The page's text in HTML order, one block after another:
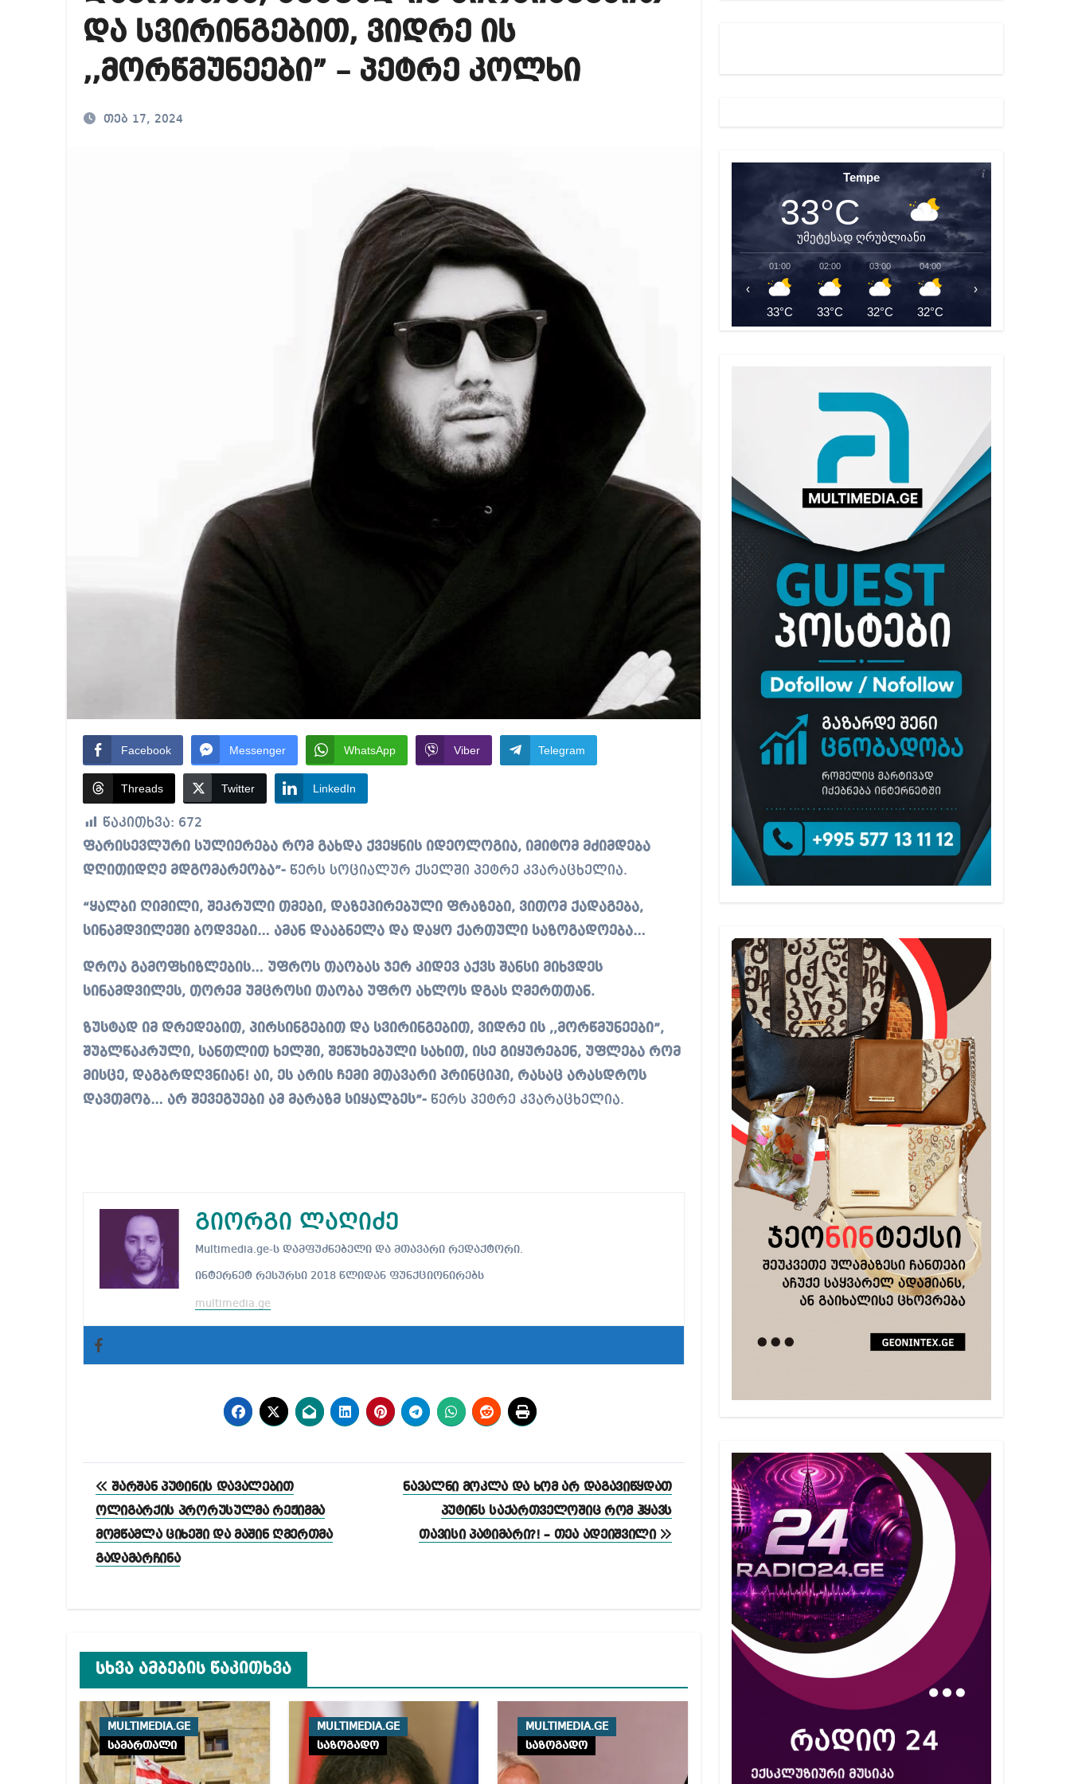
იმდენად დიდია საზოგადოებაში აგრესია, რომ ბოლოს, შეიძლება ტრაგიკულ შედეგებამდე მივიდეთ – ირმა ინაშვილი
ნია იმნაძეს ბრალი ოფიციალურად წაუყენეს – აღნიშნული მუხლი 13 წლამდე პატიმრობას ითვალისწინებს
და სვირინგებით, ვიდრე ის
,,მორწმუნეები” – პეტრე კოლხი
თებ 17, 2024
Facebook Messenger WhatsApp Viber Telegram
Threads Twitter LinkedIn
წაკითხვა: 672
ფარისევლური სულიერება რომ გახდა ქვეყნის იდეოლოგია, იმიტომ მძიმდება
დღითიდღე მდგომარეობა”- წერს სოციალურ ქსელში პეტრე კვარაცხელია.
“ყალბი ღიმილი, შეკრული თმები, დაზეპირებული ფრაზები, ვითომ ქადაგება,
სინამდვილეში ბოდვები… ამან დააბნელა და დაყო ქართული საზოგადოება…
დროა გამოფხიზლების… უფროს თაობას ჯერ კიდევ აქვს შანსი მიხვდეს
სინამდვილეს, თორემ უმცროსი თაობა უფრო ახლოს დგას ღმერთთან.
ზუსტად იმ დრედებით, პირსინგებით და სვირინგებით, ვიდრე ის ,,მორწმუნეები”,
შუბლწაკრული, სანთლით ხელში, შეწუხებული სახით, ისე გიყურებენ, უფლება რომ
მისცე, დაგბრდღვნიან! აი, ეს არის ჩემი მთავარი პრინციპი, რასაც არასდროს
დავთმობ… არ შევეგუები ამ მარაზმ სიყალბეს”- წერს პეტრე კვარაცხელია.
გიორგი ლაღიძე
Multimedia.ge-ს დამფუძნებელი და მთავარი რედაქტორი.
ინტერნეტ რესურსი 2018 წლიდან ფუნქციონირებს
multimedia.ge
პოსტის
ნავიგაცია
შარშან პუტინის დავალებით
ოლიგარქის პრორუსულმა რეჟიმმა
მომწამლა ციხეში და მაშინ ღმერთმა
გადამარჩინა
ნავალნი მოკლა და ხომ არ დაგავიწყდათ
პუტინს საქართველოშიც რომ ჰყავს
თავისი პატიმარი?! – თეა ადეიშვილი
სხვა ამბების წაკითხვა
MULTIMEDIA.GE
სამართალი
MULTIMEDIA.GE
საზოგადო
MULTIMEDIA.GE
საზოგადო
Tempe
33°C
უმეტესად ღრუბლიანი
01:00
33°C
02:00
33°C
03:00
32°C
04:00
32°C
‹ ›